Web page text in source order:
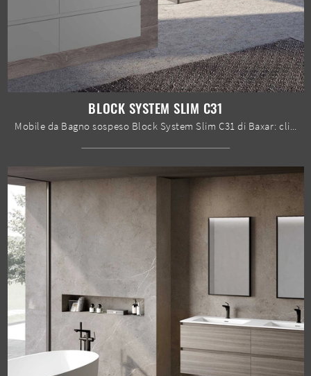
BLOCK SYSTEM SLIM C31